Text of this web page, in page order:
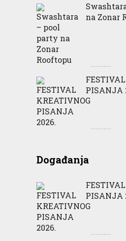
na Zonar
PISANJA
Događanja
PISANJA